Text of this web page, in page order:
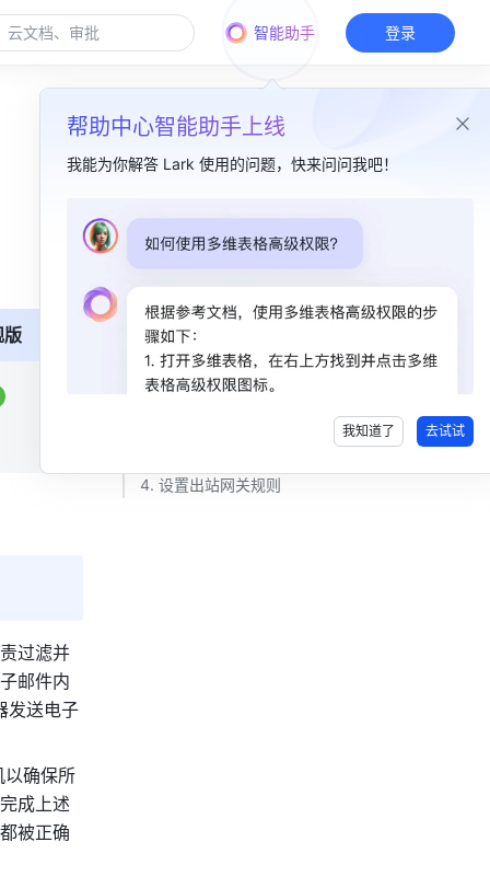
智能助手
帮助中心智能助手上线
我能为你解答 Lark 使用的问题，快来问问我吧！
我知道了 去试试
登录
版
过滤并
邮件内
发送电子
以确保所
成上述
被正确
本篇目录
二、操作流程​
1. 配置 DNS​
4. 设置出站网关规则​